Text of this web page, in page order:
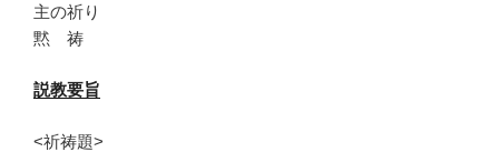
主の祈り
黙 祷
説教要旨
<祈祷題>